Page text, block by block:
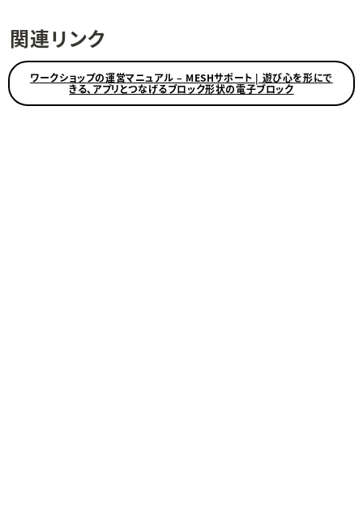
関連リンク
ワークショップの運営マニュアル – MESHサポート | 遊び心を形にで
きる、アプリとつなげるブロック形状の電子ブロック